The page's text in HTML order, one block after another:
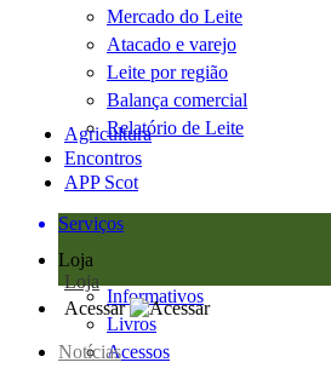
Mercado do Leite
Atacado e varejo
Leite por região
Balança comercial
Relatório de Leite
Agricultura
Encontros
APP Scot
Serviços
Loja
Loja
Informativos
Livros
Acessos
Acessar
Notícias